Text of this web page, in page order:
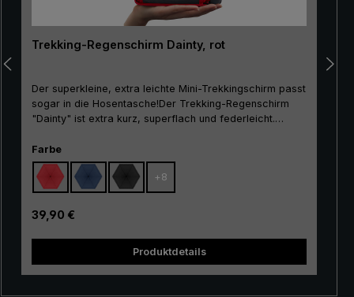
Trekking-Regenschirm Dainty, rot
Der superkleine, extra leichte Mini-Trekkingschirm passt
sogar in die Hosentasche!Der Trekking-Regenschirm
"Dainty" ist extra kurz, superflach und federleicht.
Wandern, sondern auch in der Stadt, im Alltag und auf
Reisen sehr beliebt. Aufgrund seines geringen Gewichts
und seiner überaus handlichen Größe kann der Winzling
in der Handtasche, im Rucksack und sogar auch in der
Hosen- oder Jackentasche gewichts- und platzsparend
verstaut werden. Der praktische Taschenschirm
"Dainty" ist ein platzsparender und schützender
Begleiter bei instabilem Wetter und unerwarteten
Regenschauern.
Farbeauswählen
+ 8
Regulärer Preis:
39,90 €
Produktdetails